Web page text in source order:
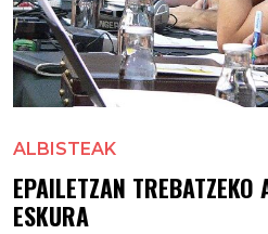
ALBISTEAK
EPAILETZAN TREBATZEKO
ESKURA